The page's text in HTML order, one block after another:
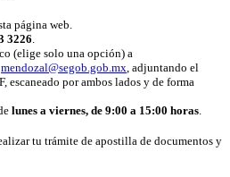
página web.
3226.
(elige solo una opción) a
mendozal@segob.gob.mx, adjuntando el
escaneado por ambos lados y de forma
lunes a viernes, de 9:00 a 15:00 horas.
tu trámite de apostilla de documentos y